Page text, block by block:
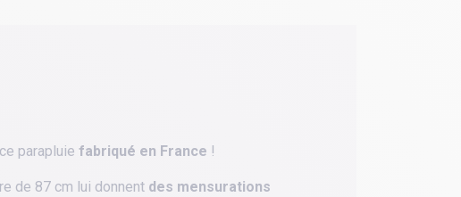
parapluie fabriqué en France !
de 87 cm lui donnent des mensurations